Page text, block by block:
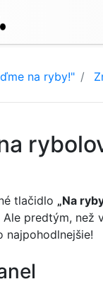
na ryby!"
tlačidlo „Na
predtým, než
najpohodlnejšie!